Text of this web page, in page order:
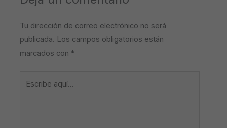
Tu dirección de correo electrónico no será
publicada. Los campos obligatorios están
marcados con *